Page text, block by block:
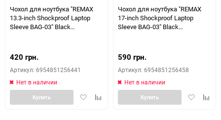
Чохол для ноутбука "REMAX
13.3-inch Shockproof Laptop
Sleeve BAG-03" Black
420 грн.
Артикул: 6954851256441
Нет в наличии
ДобавитьДобавить
Купить
Чохол для ноутбука "REMAX
17-inch Shockproof Laptop
Sleeve BAG-03" Black
590 грн.
Артикул: 6954851256458
Нет в наличии
Добавить
Купить